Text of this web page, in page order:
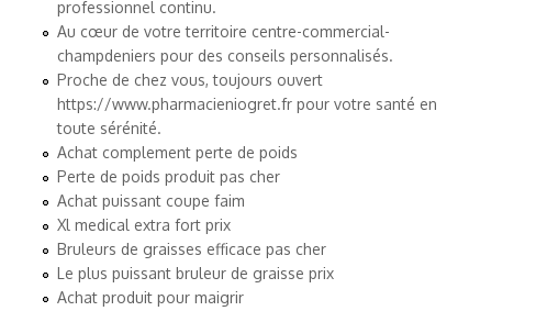
professionnel continu.
Au cœur de votre territoire centre-commercial-
champdeniers pour des conseils personnalisés.
Proche de chez vous, toujours ouvert
https://www.pharmacieniogret.fr pour votre santé en
toute sérénité.
Achat complement perte de poids
Perte de poids produit pas cher
Achat puissant coupe faim
Xl medical extra fort prix
Bruleurs de graisses efficace pas cher
Le plus puissant bruleur de graisse prix
Achat produit pour maigrir